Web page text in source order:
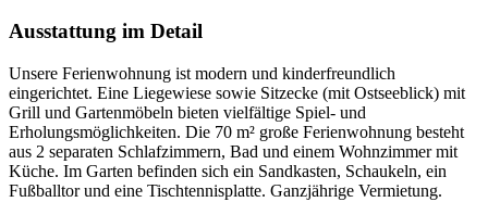
Ausstattung im Detail
Unsere Ferienwohnung ist modern und kinderfreundlich
eingerichtet. Eine Liegewiese sowie Sitzecke (mit Ostseeblick) mit
Grill und Gartenmöbeln bieten vielfältige Spiel- und
Erholungsmöglichkeiten. Die 70 m² große Ferienwohnung besteht
aus 2 separaten Schlafzimmern, Bad und einem Wohnzimmer mit
Küche. Im Garten befinden sich ein Sandkasten, Schaukeln, ein
Fußballtor und eine Tischtennisplatte. Ganzjährige Vermietung.